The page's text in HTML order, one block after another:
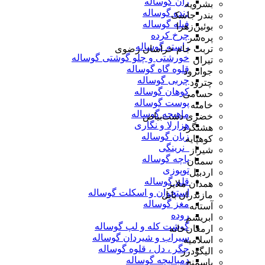
دنده گوساله
فیله گوساله
چرخ کرده
راسته گوساله
خورشتی و چلو گوشتی گوساله
قلوه گاه گوساله
چربی گوساله
کوهان گوساله
پوست گوساله
ماهیچه گوساله
هزارلا و نگاری
زبان گوساله
_نرینگی
پاچه گوساله
توپوزی
قلم گوساله
استخوان و اسکلت گوساله
مغز گوساله
روده
گوشت کله و لپ گوساله
سیراب و شیردان گوساله
جگر ، دل ، قلوه گوساله
دمبالیچه گوساله
بشرویه
بندر جاسک
بوئین‌زهرا
پره‌سر
تربت جام خراسان رضوی
تیران
جوانرود
چترود
حسامی
خامنه
خضری دشت‌بیاض
هشتگرد
کوهپایه
شیراز
سمنان
اردبیل
همدان ملایر
مازندران بابل
آستانه
ابریشم
ارمغان‌خانه
اسلامیه
الیگودرز
باسمنج